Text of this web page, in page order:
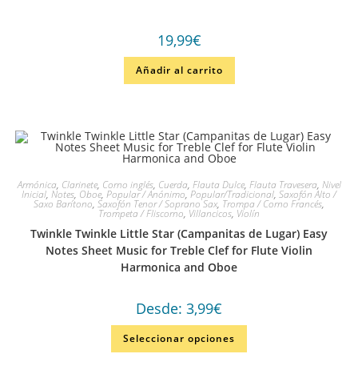
19,99€
Añadir al carrito
Armónica, Clarinete, Corno inglés, Cuerda, Flauta Dulce, Flauta Travesera, Nivel
Inicial, Notes, Oboe, Popular / Anónimo,Popular/Tradicional, Saxofón Alto /
Saxo Barítono, Saxofón Tenor / Soprano Sax, Trompa / Corno Francés,
Trompeta / Fliscorno, Villancicos, Violín
Twinkle Twinkle Little Star (Campanitas de Lugar) Easy
Notes Sheet Music for Treble Clef for Flute Violin
Harmonica and Oboe
Desde: 3,99€
Seleccionar opciones